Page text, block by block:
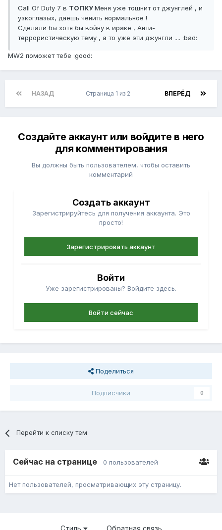
Call Of Duty 7 в ТОПКУМеня уже тошнит от джунглей , и
узкоглазых, даешь ченить нормальное !
Сделали бы хотя бы войну в ираке , Анти-
террористическую тему , а то уже эти джунгли .... :bad:
MW2 поможет тебе :good:
НАЗАД ВПЕРЁД
Страница 1 из 2
Создайте аккаунт или войдите в него
для комментирования
Вы должны быть пользователем, чтобы оставить
комментарий
Создать аккаунт
Зарегистрируйтесь для получения аккаунта. Это
просто!
Зарегистрировать аккаунт
Войти
Уже зарегистрированы? Войдите здесь.
Войти сейчас
Поделиться
Подписчики 0
Перейти к списку тем
Сейчас на странице 0 пользователей
Нет пользователей, просматривающих эту страницу.